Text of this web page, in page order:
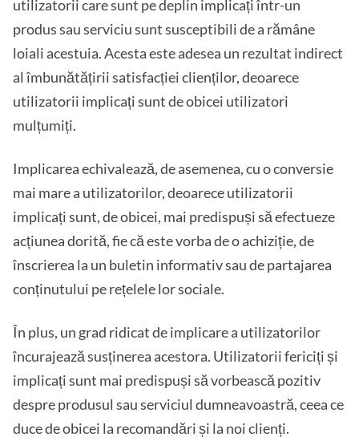
utilizatorii care sunt pe deplin implicați într-un
produs sau serviciu sunt susceptibili de a rămâne
loiali acestuia. Acesta este adesea un rezultat indirect
al îmbunătățirii satisfacției clienților, deoarece
utilizatorii implicați sunt de obicei utilizatori
mulțumiți.
Implicarea echivalează, de asemenea, cu o conversie
mai mare a utilizatorilor, deoarece utilizatorii
implicați sunt, de obicei, mai predispuși să efectueze
acțiunea dorită, fie că este vorba de o achiziție, de
înscrierea la un buletin informativ sau de partajarea
conținutului pe rețelele lor sociale.
În plus, un grad ridicat de implicare a utilizatorilor
încurajează susținerea acestora. Utilizatorii fericiți și
implicați sunt mai predispuși să vorbească pozitiv
despre produsul sau serviciul dumneavoastră, ceea ce
duce de obicei la recomandări și la noi clienți.